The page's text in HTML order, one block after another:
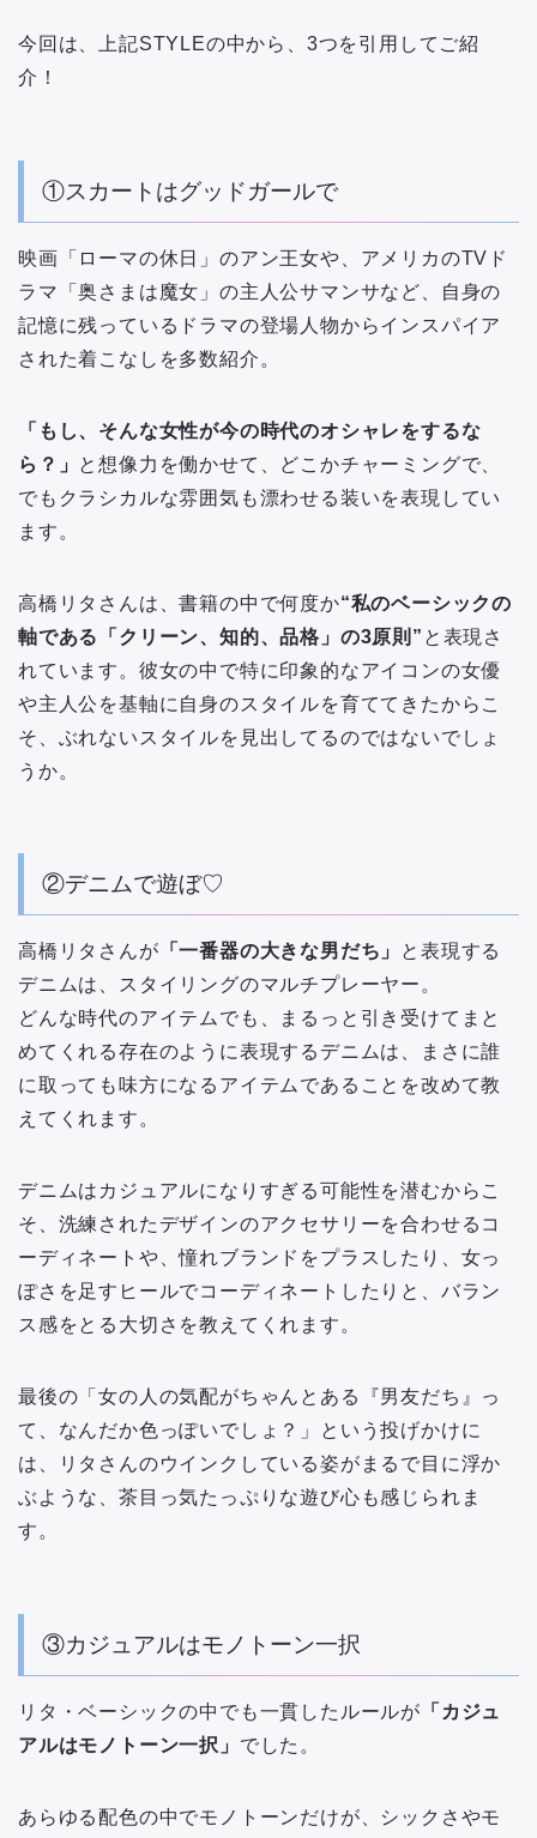
今回は、上記STYLEの中から、3つを引用してご紹
介！
①スカートはグッドガールで
映画「ローマの休日」のアン王女や、アメリカのTVド
ラマ「奥さまは魔女」の主人公サマンサなど、自身の
記憶に残っているドラマの登場人物からインスパイア
された着こなしを多数紹介。
「もし、そんな女性が今の時代のオシャレをするな
ら？」 と想像力を働かせて、どこかチャーミングで、
でもクラシカルな雰囲気も漂わせる装いを表現してい
ます。
高橋リタさんは、書籍の中で何度か“私のベーシックの
軸である「クリーン、知的、品格」の3原則” と表現さ
れています。彼女の中で特に印象的なアイコンの女優
や主人公を基軸に自身のスタイルを育ててきたからこ
そ、ぶれないスタイルを見出してるのではないでしょ
うか。
②デニムで遊ぼ♡
高橋リタさんが 「一番器の大きな男だち」
と表現する
デニムは、スタイリングのマルチプレーヤー。
どんな時代のアイテムでも、まるっと引き受けてまと
めてくれる存在のように表現するデニムは、まさに誰
に取っても味方になるアイテムであることを改めて教
えてくれます。
デニムはカジュアルになりすぎる可能性を潜むからこ
そ、洗練されたデザインのアクセサリーを合わせるコ
ーディネートや、憧れブランドをプラスしたり、女っ
ぽさを足すヒールでコーディネートしたりと、バラン
ス感をとる大切さを教えてくれます。
最後の「女の人の気配がちゃんとある『男友だち』っ
て、なんだか色っぽいでしょ？」という投げかけに
は、リタさんのウインクしている姿がまるで目に浮か
ぶような、茶目っ気たっぷりな遊び心も感じられま
す。
③カジュアルはモノトーン一択
リタ・ベーシックの中でも一貫したルールが 「カジュ
アルはモノトーン一択」 でした。
あらゆる配色の中でモノトーンだけが、シックさやモ